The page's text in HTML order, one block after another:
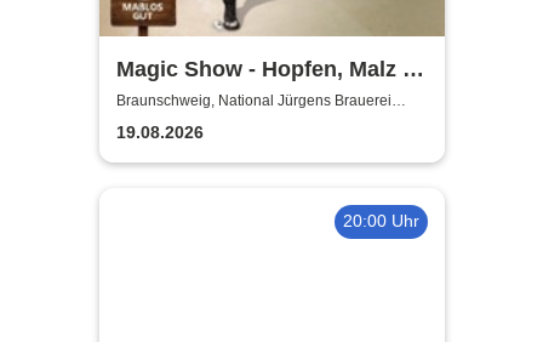
Magic Show - Hopfen, Malz &
Wunder - Kevin Köneke
Braunschweig, National Jürgens Brauerei
GmbH
19.08.2026
20:00 Uhr